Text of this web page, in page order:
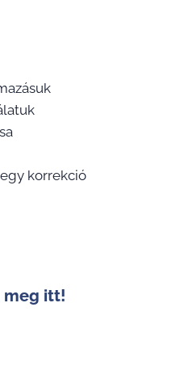
korrekció
meg itt!